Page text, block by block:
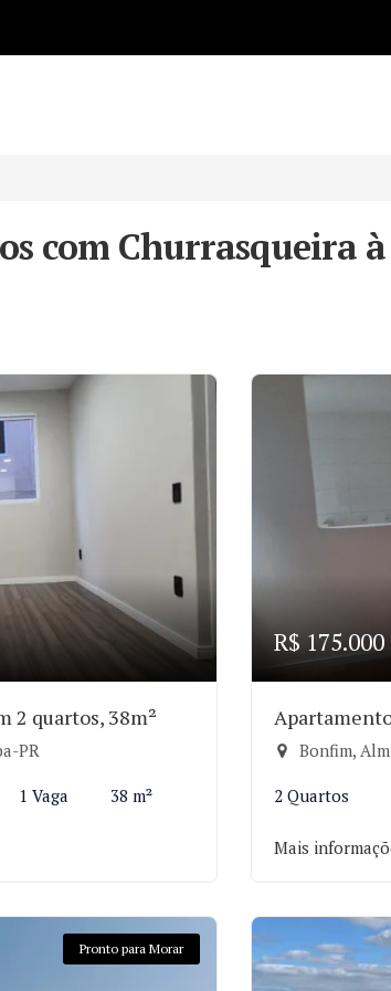
com Churrasqueira à
2 quartos, 38m²
PR
1 Vaga 38 m²
R$ 175.000
Bonfim,
2 Quartos
Mais
Pronto para Morar